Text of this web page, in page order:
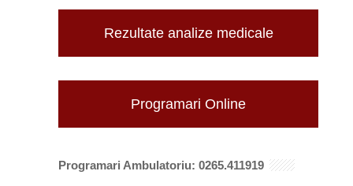
Rezultate analize medicale
Programari Online
Programari Ambulatoriu: 0265.411919